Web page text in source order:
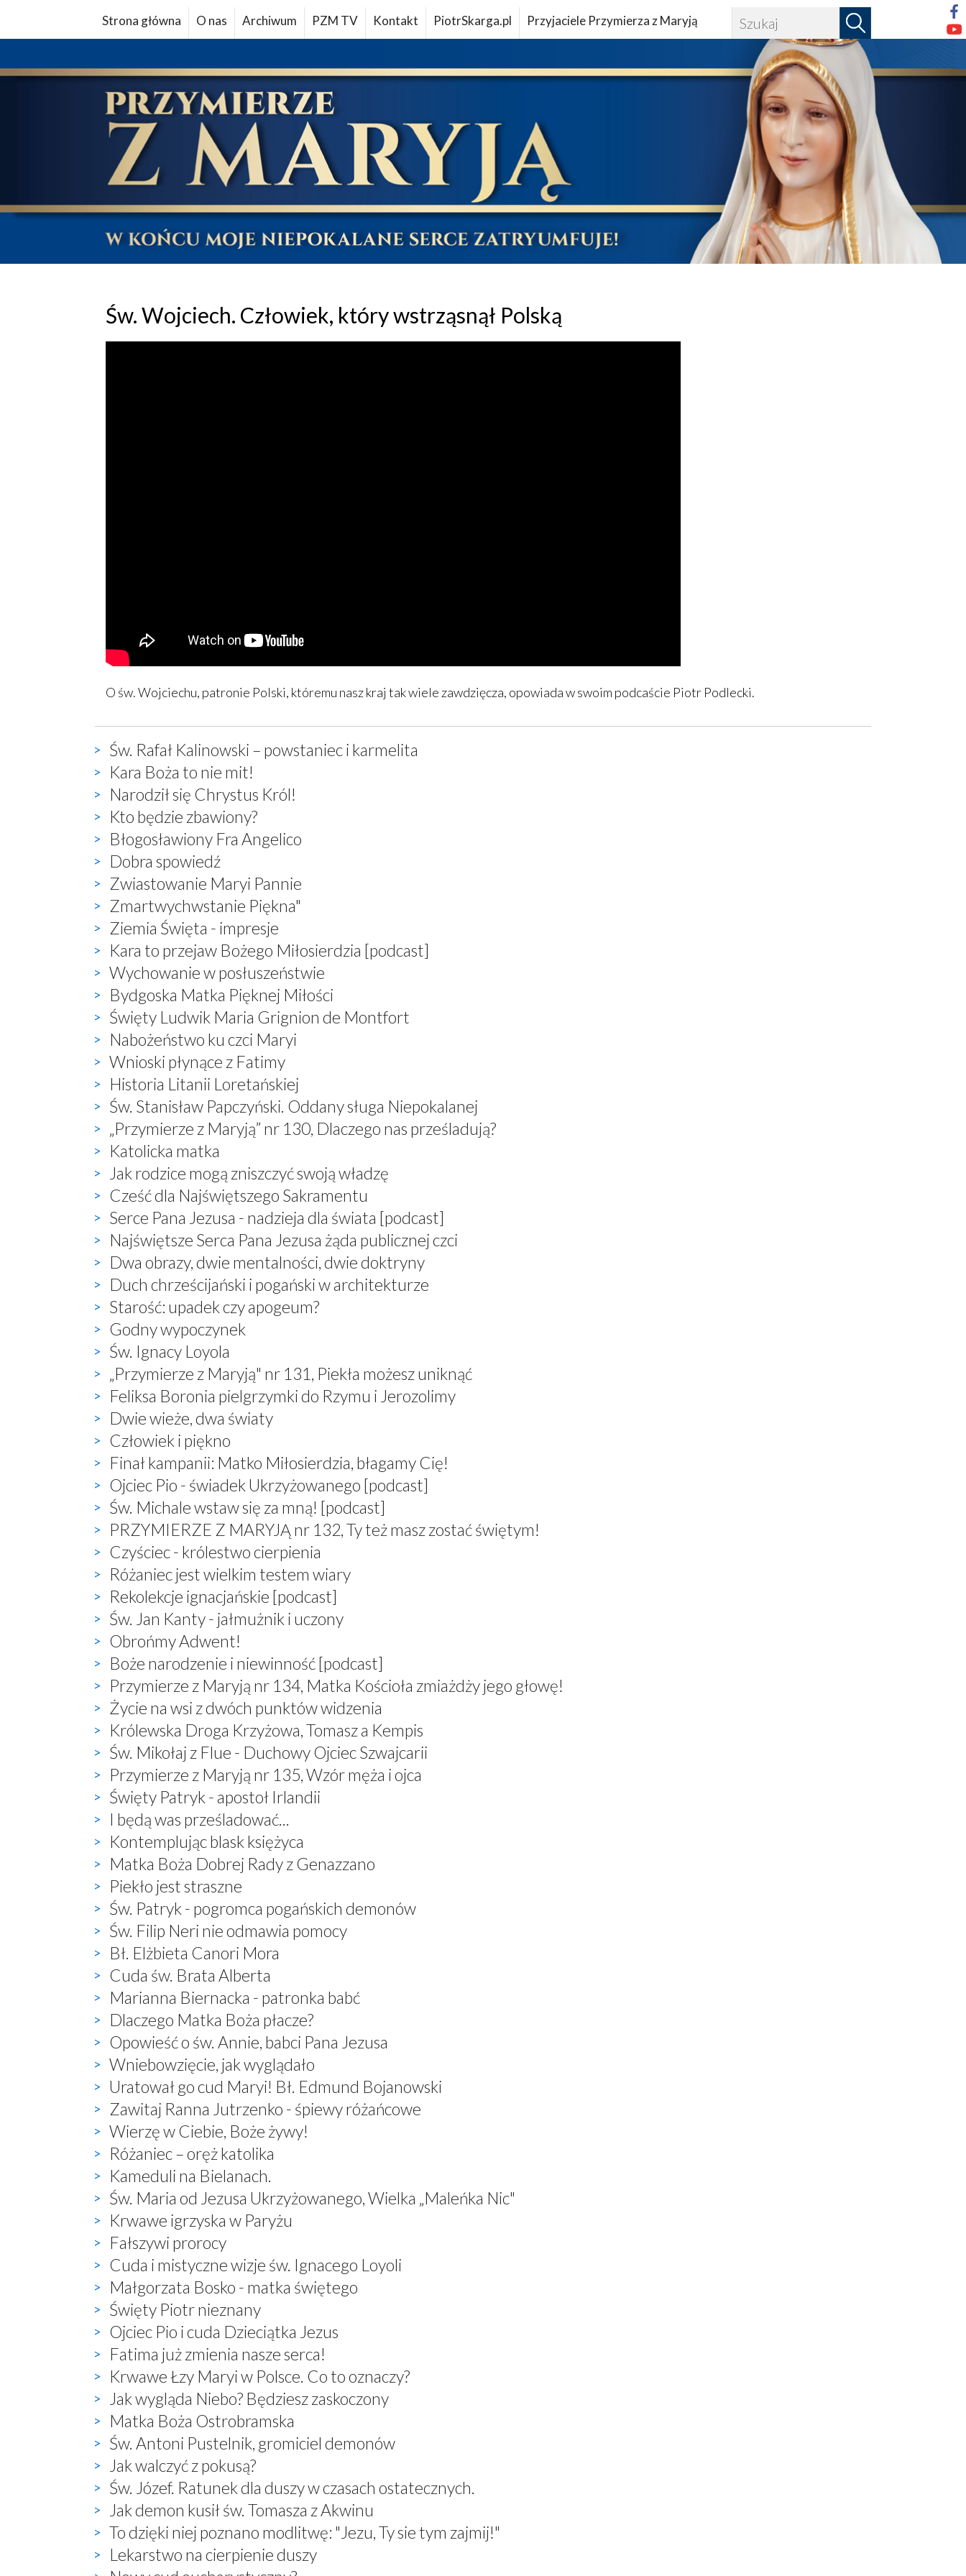
Strona główna O nas Archiwum PZM TV Kontakt PiotrSkarga.pl Przyjaciele Przymierza z Maryją
Św. Wojciech. Człowiek, który wstrząsnął Polską
O św. Wojciechu, patronie Polski, któremu nasz kraj tak wiele zawdzięcza, opowiada w swoim podcaście Piotr Podlecki.
Św. Rafał Kalinowski – powstaniec i karmelita
Kara Boża to nie mit!
Narodził się Chrystus Król!
Kto będzie zbawiony?
Błogosławiony Fra Angelico
Dobra spowiedź
Zwiastowanie Maryi Pannie
Zmartwychwstanie Piękna"
Ziemia Święta - impresje
Kara to przejaw Bożego Miłosierdzia [podcast]
Wychowanie w posłuszeństwie
Bydgoska Matka Pięknej Miłości
Święty Ludwik Maria Grignion de Montfort
Nabożeństwo ku czci Maryi
Wnioski płynące z Fatimy
Historia Litanii Loretańskiej
Św. Stanisław Papczyński. Oddany sługa Niepokalanej
„Przymierze z Maryją” nr 130, Dlaczego nas prześladują?
Katolicka matka
Jak rodzice mogą zniszczyć swoją władzę
Cześć dla Najświętszego Sakramentu
Serce Pana Jezusa - nadzieja dla świata [podcast]
Najświętsze Serca Pana Jezusa żąda publicznej czci
Dwa obrazy, dwie mentalności, dwie doktryny
Duch chrześcijański i pogański w architekturze
Starość: upadek czy apogeum?
Godny wypoczynek
Św. Ignacy Loyola
„Przymierze z Maryją" nr 131, Piekła możesz uniknąć
Feliksa Boronia pielgrzymki do Rzymu i Jerozolimy
Dwie wieże, dwa światy
Człowiek i piękno
Finał kampanii: Matko Miłosierdzia, błagamy Cię!
Ojciec Pio - świadek Ukrzyżowanego [podcast]
Św. Michale wstaw się za mną! [podcast]
PRZYMIERZE Z MARYJĄ nr 132, Ty też masz zostać świętym!
Czyściec - królestwo cierpienia
Różaniec jest wielkim testem wiary
Rekolekcje ignacjańskie [podcast]
Św. Jan Kanty - jałmużnik i uczony
Obrońmy Adwent!
Boże narodzenie i niewinność [podcast]
Przymierze z Maryją nr 134, Matka Kościoła zmiażdży jego głowę!
Życie na wsi z dwóch punktów widzenia
Królewska Droga Krzyżowa, Tomasz a Kempis
Św. Mikołaj z Flue - Duchowy Ojciec Szwajcarii
Przymierze z Maryją nr 135, Wzór męża i ojca
Święty Patryk - apostoł Irlandii
I będą was prześladować...
Kontemplując blask księżyca
Matka Boża Dobrej Rady z Genazzano
Piekło jest straszne
Św. Patryk - pogromca pogańskich demonów
Św. Filip Neri nie odmawia pomocy
Bł. Elżbieta Canori Mora
Cuda św. Brata Alberta
Marianna Biernacka - patronka babć
Dlaczego Matka Boża płacze?
Opowieść o św. Annie, babci Pana Jezusa
Wniebowzięcie, jak wyglądało
Uratował go cud Maryi! Bł. Edmund Bojanowski
Zawitaj Ranna Jutrzenko - śpiewy różańcowe
Wierzę w Ciebie, Boże żywy!
Różaniec – oręż katolika
Kameduli na Bielanach.
Św. Maria od Jezusa Ukrzyżowanego, Wielka „Maleńka Nic"
Krwawe igrzyska w Paryżu
Fałszywi prorocy
Cuda i mistyczne wizje św. Ignacego Loyoli
Małgorzata Bosko - matka świętego
Święty Piotr nieznany
Ojciec Pio i cuda Dzieciątka Jezus
Fatima już zmienia nasze serca!
Krwawe Łzy Maryi w Polsce. Co to oznaczy?
Jak wygląda Niebo? Będziesz zaskoczony
Matka Boża Ostrobramska
Św. Antoni Pustelnik, gromiciel demonów
Jak walczyć z pokusą?
Św. Józef. Ratunek dla duszy w czasach ostatecznych.
Jak demon kusił św. Tomasza z Akwinu
To dzięki niej poznano modlitwę: "Jezu, Ty sie tym zajmij!"
Lekarstwo na cierpienie duszy